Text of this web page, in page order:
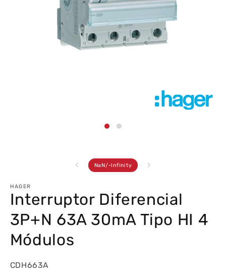
NaN/ de
-Infinity
HAGER
Interruptor Diferencial
3P+N 63A 30mA Tipo HI 4
Módulos
CDH663A